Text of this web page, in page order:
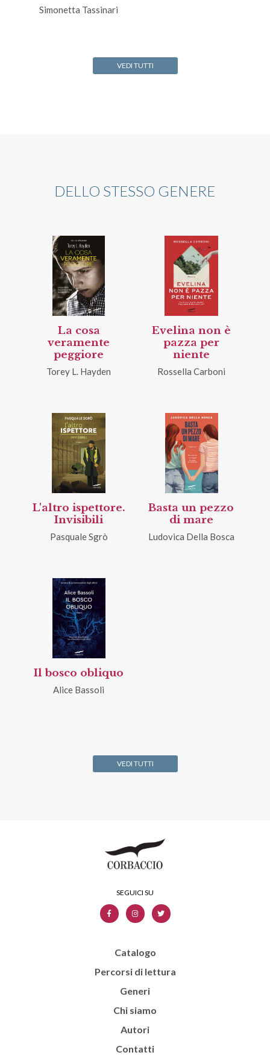
Simonetta Tassinari
VEDI TUTTI
DELLO STESSO GENERE
La cosa
veramente
peggiore
Torey L. Hayden
Evelina non è
pazza per
niente
Rossella Carboni
L'altro ispettore.
Invisibili
Pasquale Sgrò
Basta un pezzo
di mare
Ludovica Della Bosca
Il bosco obliquo
Alice Bassoli
VEDI TUTTI
Catalogo
Percorsi di lettura
Generi
Chi siamo
Autori
Contatti